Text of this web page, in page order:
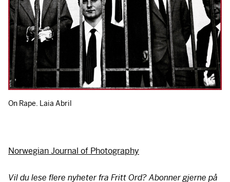
On Rape. Laia Abril
Norwegian Journal of Photography
Vil du lese flere nyheter fra Fritt Ord? Abonner gjerne på